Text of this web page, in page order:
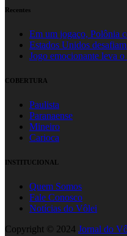
Recentes
Em um jogaço, Polônia
Estados Unidos
Jogo emocionante leva
COBERTURA
Paulista
Paranaense
Mineiro
Carioca
INSTITUCIONAL
Quem Somos
Fale Conosco
Notícias do Vôlei
Copyright © 2024 Jornal do